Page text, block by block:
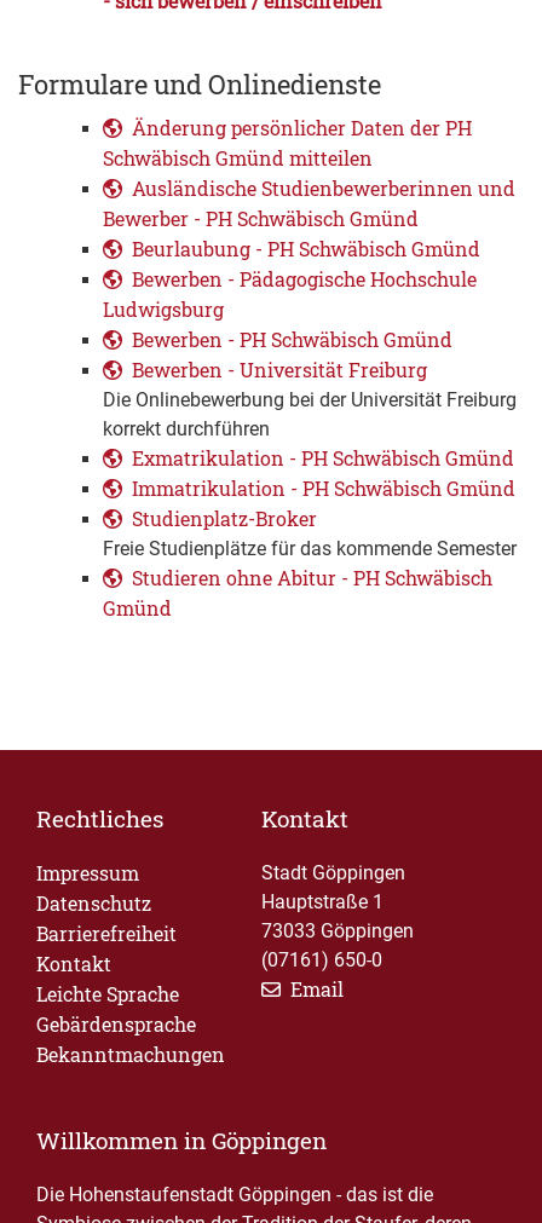
Formulare und Onlinedienste
Änderung persönlicher Daten der PH
Schwäbisch Gmünd mitteilen
Ausländische Studienbewerberinnen und
Bewerber - PH Schwäbisch Gmünd
Beurlaubung - PH Schwäbisch Gmünd
Bewerben - Pädagogische Hochschule
Ludwigsburg
Bewerben - PH Schwäbisch Gmünd
Bewerben - Universität Freiburg
Die Onlinebewerbung bei der Universität Freiburg
korrekt durchführen
Exmatrikulation - PH Schwäbisch Gmünd
Immatrikulation - PH Schwäbisch Gmünd
Studienplatz-Broker
Freie Studienplätze für das kommende Semester
Studieren ohne Abitur - PH Schwäbisch
Gmünd
Rechtliches
Impressum
Datenschutz
Barrierefreiheit
Kontakt
Leichte Sprache
Gebärdensprache
Bekanntmachungen
Kontakt
Stadt Göppingen
Hauptstraße 1
73033 Göppingen
(07161) 650-0
Email
Willkommen in Göppingen
Die Hohenstaufenstadt Göppingen - das ist die